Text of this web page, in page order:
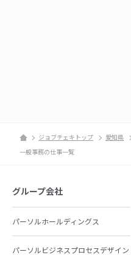
ジョブチェキトップ 愛知県
一般事務の仕事一覧
グループ会社
パーソルホールディングス
パーソルビジネスプロセスデザイン